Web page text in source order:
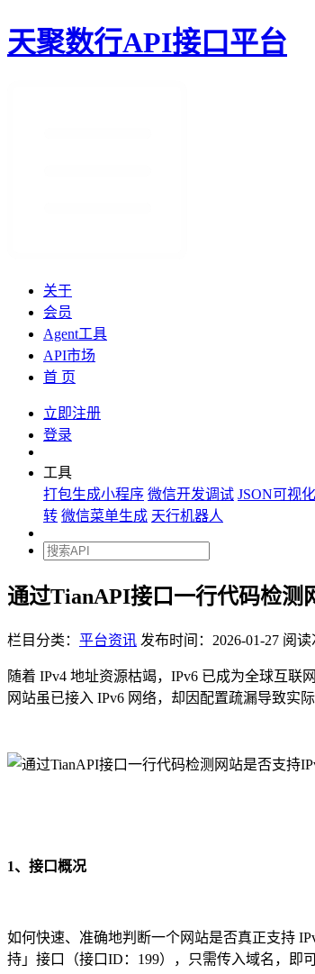
天聚数行API接口平台
关于
会员
Agent工具
API市场
首 页
立即注册
登录
工具
打包生成小程序 微信开发调试 JSON可视
转 微信菜单生成 天行机器人
通过TianAPI接口一行代码检测
栏目分类： 平台资讯 发布时间：2026-01-27 阅读
随着 IPv4 地址资源枯竭，IPv6 已成为全球互联
网站虽已接入 IPv6 网络，却因配置疏漏导致实
1、接口概况
如何快速、准确地判断一个网站是否真正支持
持」接口（接口ID：199），只需传入域名，即